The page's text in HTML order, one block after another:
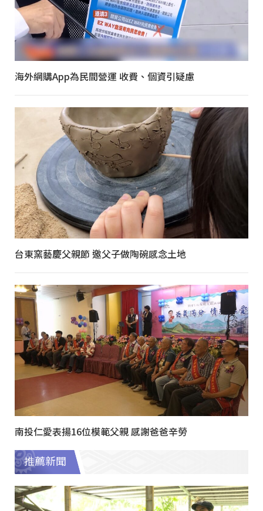
海外網購App為民間營運 收費、個資引疑慮
台東窯藝慶父親節 邀父子做陶碗感念土地
南投仁愛表揚16位模範父親 感謝爸爸辛勞
推薦新聞